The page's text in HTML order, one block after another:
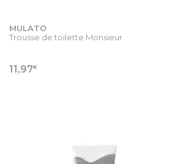
MULATO
Trousse de toilette Monsieur
11,97€